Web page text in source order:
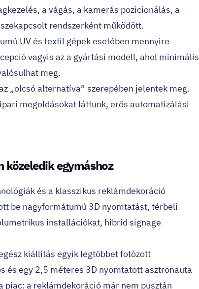
a vágás, a kamerás pozicionálás, a
rendszerként működött.
UV és textil gépek esetében mennyire
vagyis az a gyártási modell, ahol minimális
meg.
„olcsó alternatíva” szerepében jelentek meg.
megoldásokat láttunk, erős automatizálási
közeledik egymáshoz
és a klasszikus reklámdekoráció
be nagyformátumú 3D nyomtatást, térbeli
installációkat, hibrid signage
kiállítás egyik legtöbbet fotózott
és egy 2,5 méteres 3D nyomtatott asztronauta
a reklámdekoráció már nem pusztán